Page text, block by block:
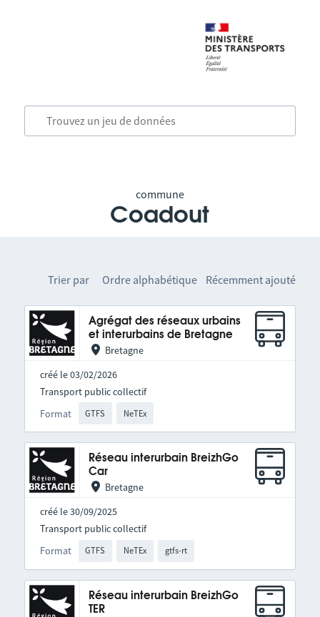
commune
Coadout
Trier par Ordre alphabétique Récemment ajouté
Agrégat des réseaux urbains
et interurbains de Bretagne
Bretagne
créé le 03/02/2026
Format GTFS NeTEx
Transport public collectif
Réseau interurbain BreizhGo
Car
Bretagne
créé le 30/09/2025
Format GTFS NeTEx gtfs-rt
Transport public collectif
Réseau interurbain BreizhGo
TER